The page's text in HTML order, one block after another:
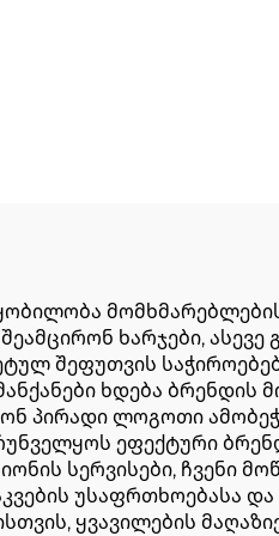
ხარჯები,
შეფუთვის
ხდება
პირადი ლოგოთი
ეფექტური
სერვისები, ჩვენი
უსაფრთხოებასა და
ყვავილების